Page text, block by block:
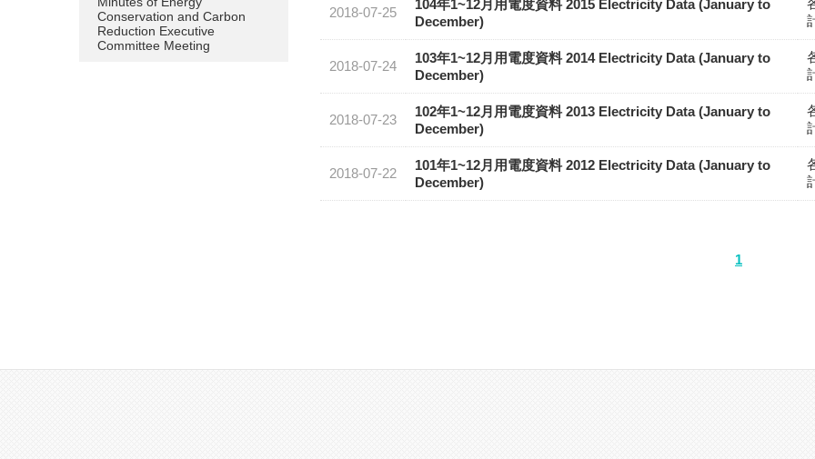
Conservation and Carbon
Reduction Executive
Committee Meeting
2018-07-25
104年1~12月用電度資料 2015 Electricity Data (January to
December)
2018-07-24
103年1~12月用電度資料 2014 Electricity Data (January to
December)
2018-07-23
102年1~12月用電度資料 2013 Electricity Data (January to
December)
2018-07-22
101年1~12月用電度資料 2012 Electricity Data (January to
December)
1